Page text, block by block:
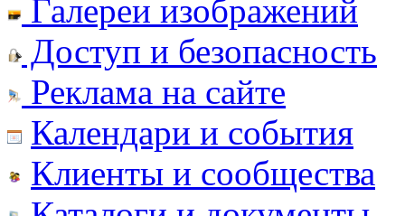
Галереи изображений
Доступ и безопасность
Реклама на сайте
Календари и события
Клиенты и сообщества